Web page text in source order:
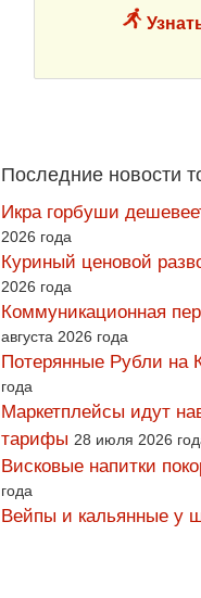
Последние новости
Икра горбуши
2026 года
Куриный ценовой
2026 года
Коммуникационная
августа 2026 года
Потерянные Рубли на
года
Маркетплейсы идут
тарифы 28 июля 2026
Висковые напитки
года
Вейпы и кальянные у